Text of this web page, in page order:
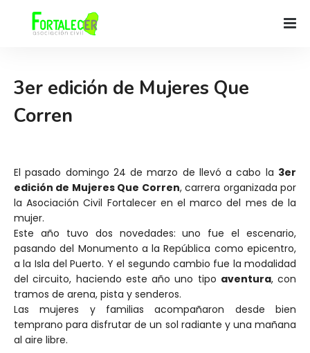
3er edición de Mujeres Que
Corren
El pasado domingo 24 de marzo de llevó a cabo la 3er
edición de Mujeres Que Corren, carrera organizada por
la Asociación Civil Fortalecer en el marco del mes de la
mujer.
Este año tuvo dos novedades: uno fue el escenario,
pasando del Monumento a la República como epicentro,
a la Isla del Puerto. Y el segundo cambio fue la modalidad
del circuito, haciendo este año uno tipo aventura, con
tramos de arena, pista y senderos.
Las mujeres y familias acompañaron desde bien
temprano para disfrutar de un sol radiante y una mañana
al aire libre.